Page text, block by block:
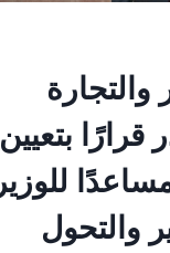
والتجارة
قرارًا بتعيين
للوزير
والتحول